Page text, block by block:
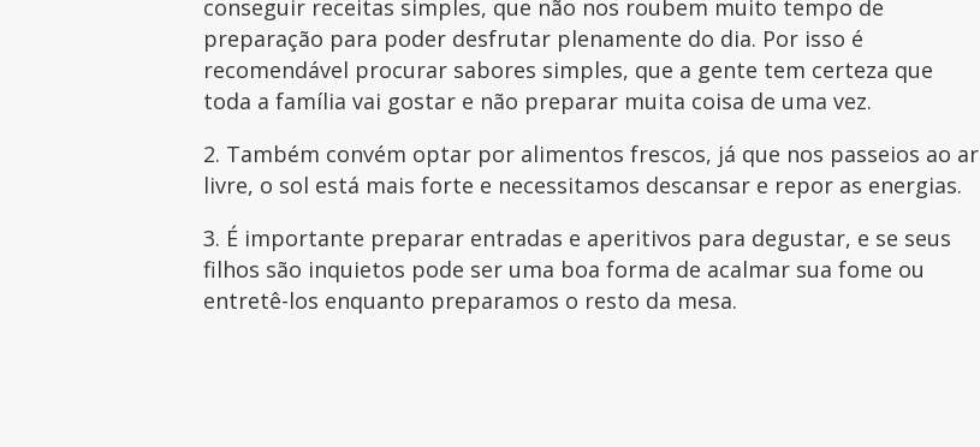
conseguir receitas simples, que não nos roubem muito tempo de
preparação para poder desfrutar plenamente do dia. Por isso é
recomendável procurar sabores simples, que a gente tem certeza que
toda a família vai gostar e não preparar muita coisa de uma vez.
2. Também convém optar por alimentos frescos, já que nos passeios ao ar
livre, o sol está mais forte e necessitamos descansar e repor as energias.
3. É importante preparar entradas e aperitivos para degustar, e se seus
filhos são inquietos pode ser uma boa forma de acalmar sua fome ou
entretê-los enquanto preparamos o resto da mesa.